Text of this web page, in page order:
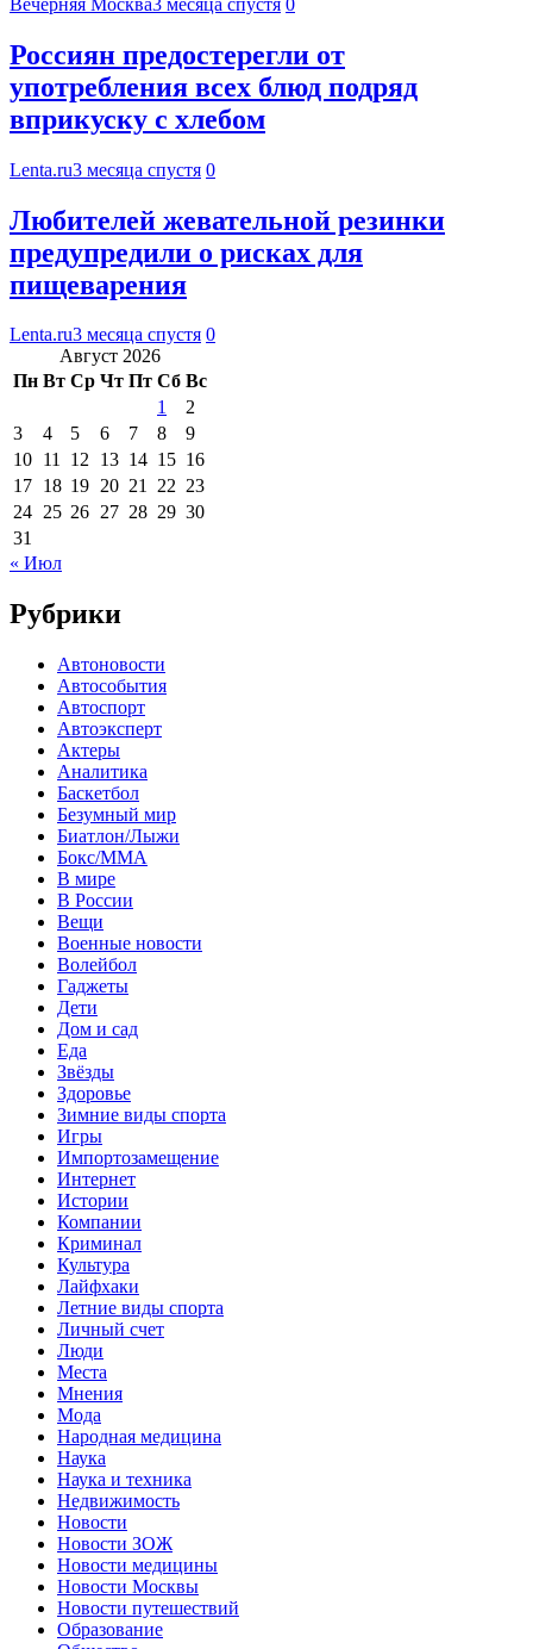
Россиян предостерегли от
употребления всех блюд подряд
вприкуску с хлебом
Lenta.ru3 месяца спустя 0
Любителей жевательной резинки
предупредили о рисках для
пищеварения
Lenta.ru3 месяца спустя 0
Август 2026
Пн Вт Ср Чт Пт Сб Вс
1
2
3
4 5 6 7 8
9
10 11 12 13 14 15 16
17 18 19 20 21 22 23
24 25 26 27 28 29 30
31
« Июл
Рубрики
Автоновости
Автособытия
Автоспорт
Автоэксперт
Актеры
Аналитика
Баскетбол
Безумный мир
Биатлон/Лыжи
Бокс/MMA
В мире
В России
Вещи
Военные новости
Волейбол
Гаджеты
Дети
Дом и сад
Еда
Звёзды
Здоровье
Зимние виды спорта
Игры
Импортозамещение
Интернет
Истории
Компании
Криминал
Культура
Лайфхаки
Летние виды спорта
Личный счет
Люди
Места
Мнения
Мода
Народная медицина
Наука
Наука и техника
Недвижимость
Новости
Новости ЗОЖ
Новости медицины
Новости Москвы
Новости путешествий
Образование